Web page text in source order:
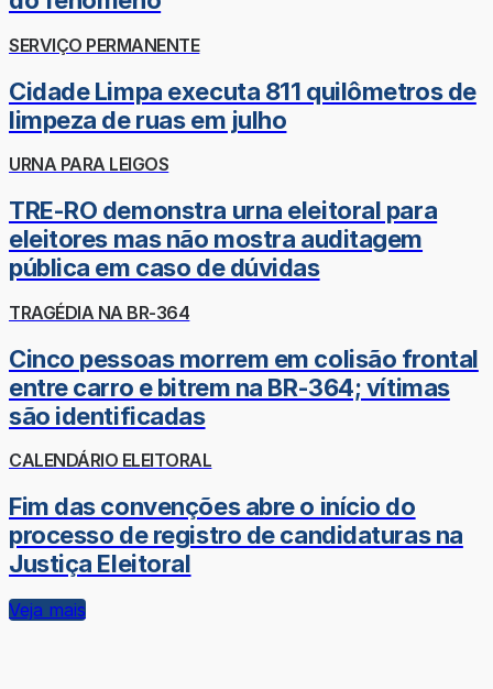
SERVIÇO PERMANENTE
Cidade Limpa executa 811 quilômetros de
limpeza de ruas em julho
URNA PARA LEIGOS
TRE-RO demonstra urna eleitoral para
eleitores mas não mostra auditagem
pública em caso de dúvidas
TRAGÉDIA NA BR-364
Cinco pessoas morrem em colisão frontal
entre carro e bitrem na BR-364; vítimas
são identificadas
CALENDÁRIO ELEITORAL
Fim das convenções abre o início do
processo de registro de candidaturas na
Justiça Eleitoral
Veja mais